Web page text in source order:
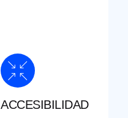
ACCESIBILIDAD